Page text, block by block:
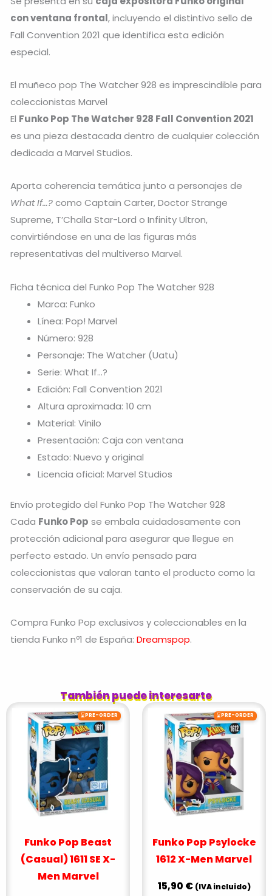
con ventana frontal, incluyendo el distintivo sello de
Fall Convention 2021 que identifica esta edición
especial.
El muñeco pop The Watcher 928 es imprescindible para
coleccionistas Marvel
El Funko Pop The Watcher 928 Fall Convention 2021
es una pieza destacada dentro de cualquier colección
dedicada a Marvel Studios.
Aporta coherencia temática junto a personajes de
What If…?como Captain Carter, Doctor Strange
Supreme, T’Challa Star-Lord o Infinity Ultron,
convirtiéndose en una de las figuras más
representativas del multiverso Marvel.
Ficha técnica del Funko Pop The Watcher 928
Marca: Funko
Línea: Pop! Marvel
Número: 928
Personaje: The Watcher (Uatu)
Serie: What If…?
Edición: Fall Convention 2021
Altura aproximada: 10 cm
Material: Vinilo
Presentación: Caja con ventana
Estado: Nuevo y original
Licencia oficial: Marvel Studios
Envío protegido del Funko Pop The Watcher 928
Cada Funko Pop se embala cuidadosamente con
protección adicional para asegurar que llegue en
perfecto estado. Un envío pensado para
coleccionistas que valoran tanto el producto como la
conservación de su caja.
Compra Funko Pop exclusivos y coleccionables en la
tienda Funko nº1 de España: Dreamspop.
También puede interesarte
⌛PRE-ORDER
Funko Pop Beast
(Casual) 1611 SE X-
Men Marvel
⌛PRE-ORDER
Funko Pop Psylocke
1612 X-Men Marvel
15,90 € (IVA incluido)